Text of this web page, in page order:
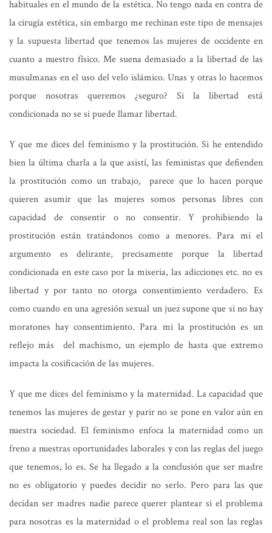
habituales en el mundo de la estética. No tengo nada en contra de
la cirugía estética, sin embargo me rechinan este tipo de mensajes
y la supuesta libertad que tenemos las mujeres de occidente en
cuanto a nuestro físico. Me suena demasiado a la libertad de las
musulmanas en el uso del velo islámico. Unas y otras lo hacemos
porque nosotras queremos ¿seguro? Si la libertad está
condicionada no se si puede llamar libertad.
Y que me dices del feminismo y la prostitución. Si he entendido
bien la última charla a la que asistí, las feministas que defienden
la prostitución como un trabajo, parece que lo hacen porque
quieren asumir que las mujeres somos personas libres con
capacidad de consentir o no consentir. Y prohibiendo la
prostitución están tratándonos como a menores. Para mi el
argumento es delirante, precisamente porque la libertad
condicionada en este caso por la miseria, las adicciones etc. no es
libertad y por tanto no otorga consentimiento verdadero. Es
como cuando en una agresión sexual un juez supone que si no hay
moratones hay consentimiento. Para mi la prostitución es un
reflejo más del machismo, un ejemplo de hasta que extremo
impacta la cosificación de las mujeres.
Y que me dices del feminismo y la maternidad. La capacidad que
tenemos las mujeres de gestar y parir no se pone en valor aún en
nuestra sociedad. El feminismo enfoca la maternidad como un
freno a nuestras oportunidades laborales y con las reglas del juego
que tenemos, lo es. Se ha llegado a la conclusión que ser madre
no es obligatorio y puedes decidir no serlo. Pero para las que
decidan ser madres nadie parece querer plantear si el problema
para nosotras es la maternidad o el problema real son las reglas